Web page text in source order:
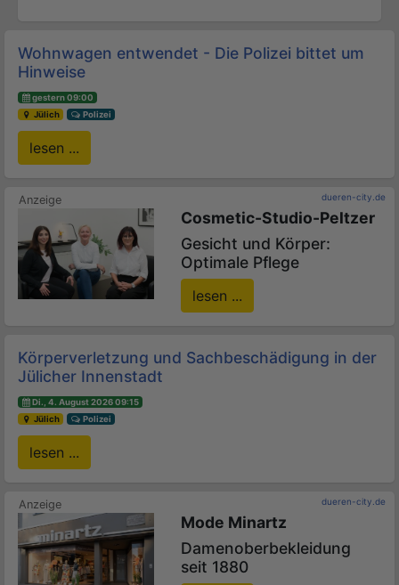
Wohnwagen entwendet - Die Polizei bittet um
Hinweise
gestern 09:00
Jülich
Polizei
lesen ...
dueren-city.de
Cosmetic-Studio-Peltzer
Gesicht und Körper:
Optimale Pflege
lesen ...
Körperverletzung und Sachbeschädigung in der
Jülicher Innenstadt
Di., 4. August 2026 09:15
Jülich
Polizei
lesen ...
dueren-city.de
Mode Minartz
Damenoberbekleidung
seit 1880